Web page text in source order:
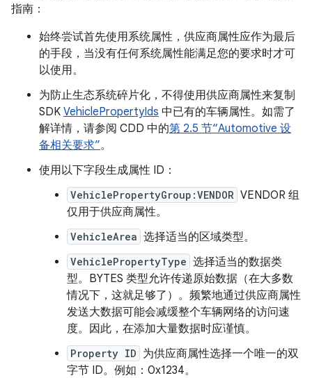
指南：
始终尝试首先使用系统属性，供应商属性应作为最后
的手段，当没有任何系统属性能满足您的要求时才可
以使用。
为防止生态系统碎片化，不得使用供应商属性来复制
SDK VehiclePropertyIds 中已有的车辆属性。如需了
解详情，请参阅 CDD 中的第 2.5 节“Automotive 设
备相关要求”。
使用以下字段生成属性 ID：
VehiclePropertyGroup:VENDOR VENDOR 组
仅用于供应商属性。
VehicleArea 选择适当的区域类型。
VehiclePropertyType 选择适当的数据类
型。BYTES 类型允许传递原始数据（在大多数
情况下，这就足够了）。频繁地通过供应商属性
发送大数据可能会减缓整个车辆网络的访问速
度。因此，在添加大量数据时应谨慎。
Property ID 为供应商属性选择一个唯一的双
字节 ID。例如：0x1234。